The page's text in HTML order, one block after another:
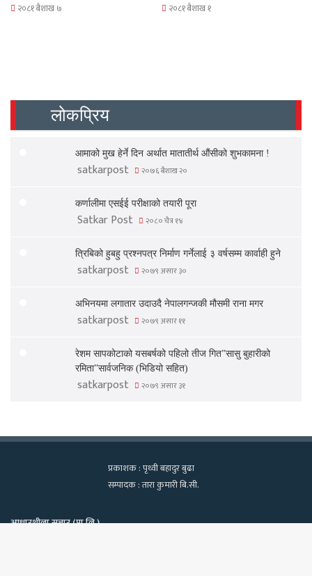
२०८१ बैशाख ७ २०८१ बैशाख १
लोकप्रिय
आमाको मुख हेर्ने दिन अर्थात मातातीर्थ औंसीको शुभकामना !
satkarpost २०७६ बैशाख २०
कर्णालीमा एसईई परीक्षाको तयारी पूरा
Satkar Post २०८० चैत्र १४
त्रिबिको हुबहु प्रश्नपत्र निर्माण गर्नेलाई ३ वर्षसम्म कार्वाही हुने
satkarpost २०७९ असार ३०
अभिनयमा लगातार उदाउदै नेपालगन्जकी मौसमी राना मगर
satkarpost २०७९ असार ११
रेशम सापकोटाको यसबर्षको पहिलो तीज गित”सासु बुहारीको
रमिता”सार्वजनिक (भिडियो सहित)
satkarpost २०७९ असार ३१
प्रकाशक : पृथ्वी बहादुर बुढा
सम्पादक : तारा कुमारी बि.सी.
आधारशीला सञ्चार (प्रा.लि.)